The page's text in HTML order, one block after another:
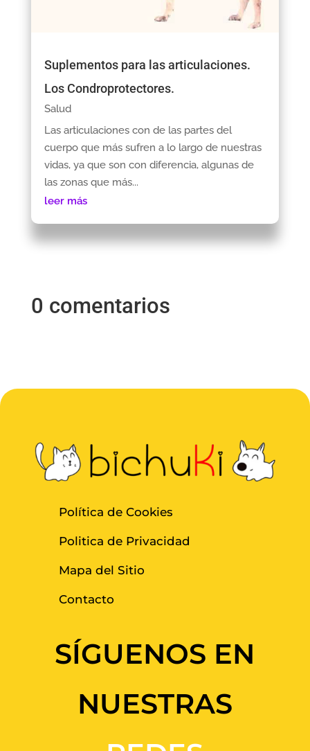
Suplementos para las articulaciones.
Los Condroprotectores.
Salud
Las articulaciones con de las partes del
cuerpo que más sufren a lo largo de nuestras
vidas, ya que son con diferencia, algunas de
las zonas que más...
leer más
0 comentarios
Política de Cookies
Politica de Privacidad
Mapa del Sitio
Contacto
SÍGUENOS EN
NUESTRAS